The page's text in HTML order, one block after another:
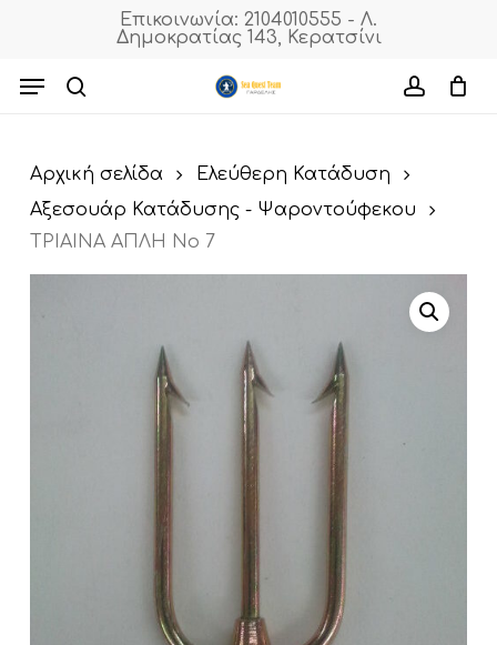
content
Επικοινωνία: 2104010555 - Λ.
Δημοκρατίας 143, Κερατσίνι
Menu
Cart
Αρχική σελίδα
Ελεύθερη Κατάδυση
Αξεσουάρ Κατάδυσης - Ψαροντούφεκου
TPIAINA ΑΠΛΗ Νο 7